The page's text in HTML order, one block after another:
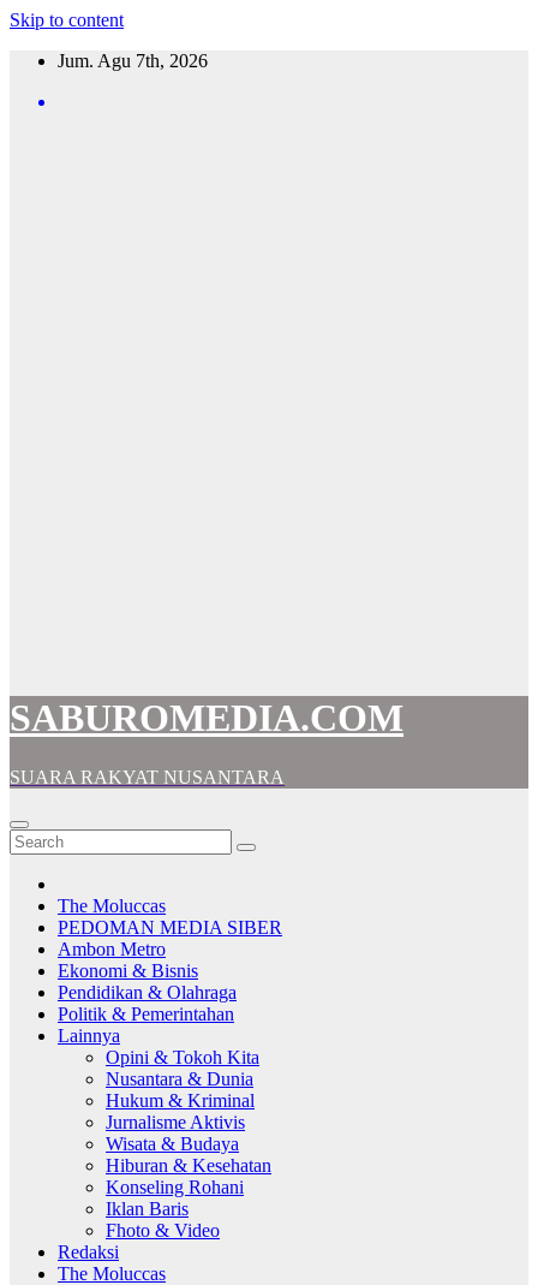
Skip to content
Jum. Agu 7th, 2026
SABUROMEDIA.COM
SUARA RAKYAT NUSANTARA
The Moluccas
PEDOMAN MEDIA SIBER
Ambon Metro
Ekonomi & Bisnis
Pendidikan & Olahraga
Politik & Pemerintahan
Lainnya
Opini & Tokoh Kita
Nusantara & Dunia
Hukum & Kriminal
Jurnalisme Aktivis
Wisata & Budaya
Hiburan & Kesehatan
Konseling Rohani
Iklan Baris
Fhoto & Video
Redaksi
The Moluccas